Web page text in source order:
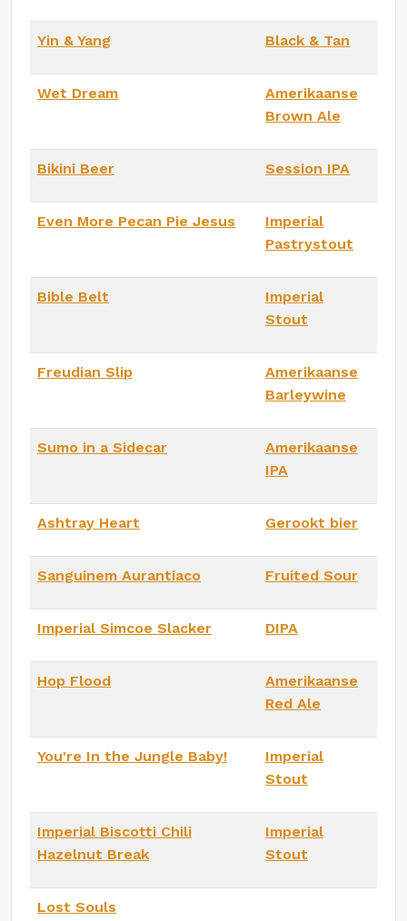
Yin & Yang Black & Tan
Wet Dream
Amerikaanse
Brown Ale
Bikini Beer Session IPA
Even More Pecan Pie Jesus
Imperial
Pastrystout
Bible Belt
Imperial
Stout
Freudian Slip
Amerikaanse
Barleywine
Sumo in a Sidecar
Amerikaanse
IPA
Ashtray Heart Gerookt bier
Sanguinem Aurantiaco Fruited Sour
Imperial Simcoe Slacker DIPA
Hop Flood
Amerikaanse
Red Ale
You're In the Jungle Baby!
Imperial
Stout
Imperial Biscotti Chili
Hazelnut Break
Imperial
Stout
Lost Souls